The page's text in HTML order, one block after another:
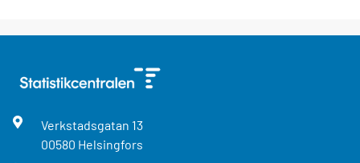
Verkstadsgatan 13
00580 Helsingfors